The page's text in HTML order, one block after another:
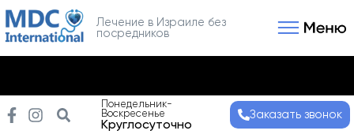
Лечение в Израиле без
посредников
Понедельник-
Воскресенье
Круглосуточно
Заказать звонок